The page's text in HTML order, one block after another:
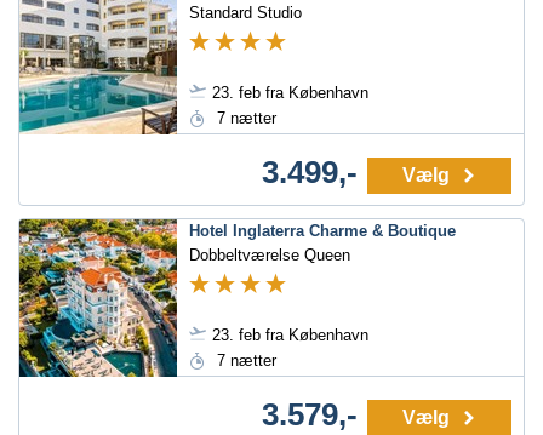
Standard Studio
23. feb fra København
7 nætter
3.499,- Vælg
Hotel Inglaterra Charme & Boutique
Dobbeltværelse Queen
23. feb fra København
7 nætter
3.579,- Vælg